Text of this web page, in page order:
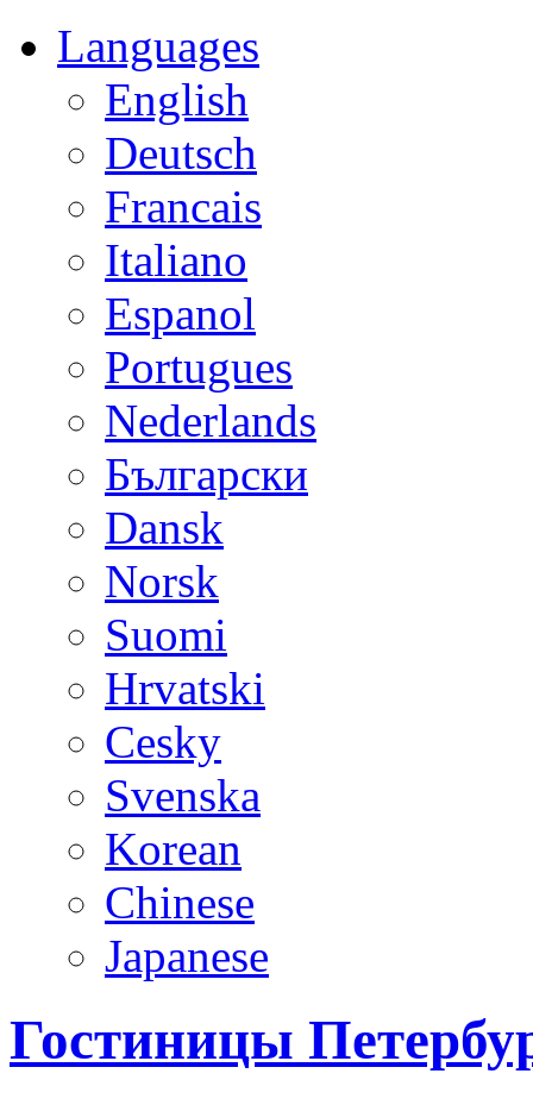
Languages
English
Deutsch
Francais
Italiano
Espanol
Portugues
Nederlands
Български
Dansk
Norsk
Suomi
Hrvatski
Cesky
Svenska
Korean
Chinese
Japanese
Гостиницы